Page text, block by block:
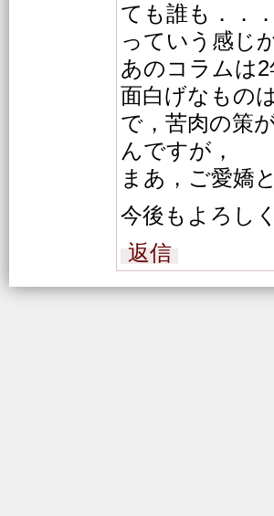
ても誰も．．．
っていう感じ
あのコラムは
面白げなもの
で，苦肉の策
んですが，
まあ，ご愛嬌
今後もよろし
返信